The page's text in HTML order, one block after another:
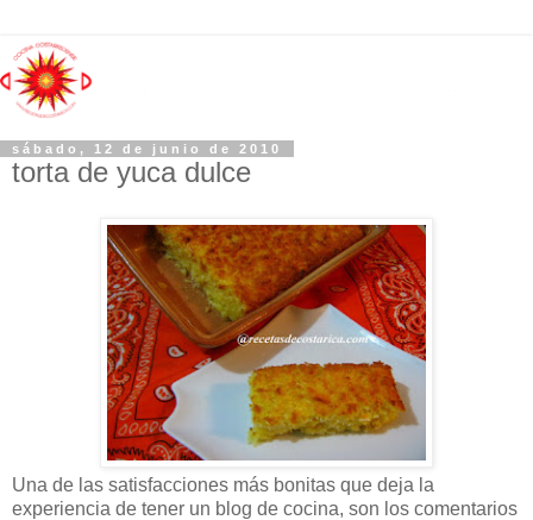
sábado, 12 de junio de 2010
torta de yuca dulce
Una de las satisfacciones más bonitas que deja la
experiencia de tener un blog de cocina, son los comentarios